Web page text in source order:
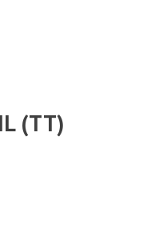
(TT)